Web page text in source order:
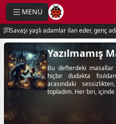
MENÜ
Savaşı yaşlı adamlar ilan eder, genç
Yazılmamış
Bu defterdeki masallar
hiçbir dudakta
arasındaki
topladım. Her biri,
menu